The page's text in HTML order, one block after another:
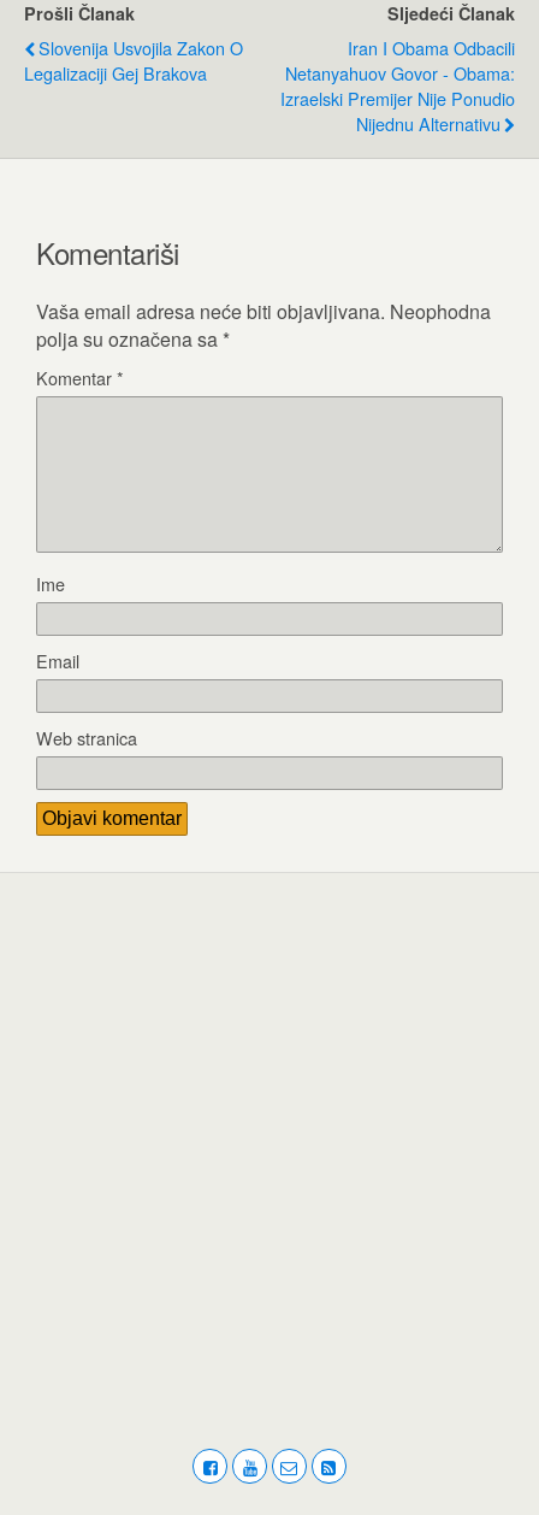
Prošli Članak
Slovenija Usvojila Zakon O
Legalizaciji Gej Brakova
Sljedeći Članak
Iran I Obama Odbacili
Netanyahuov Govor - Obama:
Izraelski Premijer Nije Ponudio
Nijednu Alternativu
Komentariši
Vaša email adresa neće biti objavljivana. Neophodna
polja su označena sa *
Komentar*
Ime
Email
Web stranica